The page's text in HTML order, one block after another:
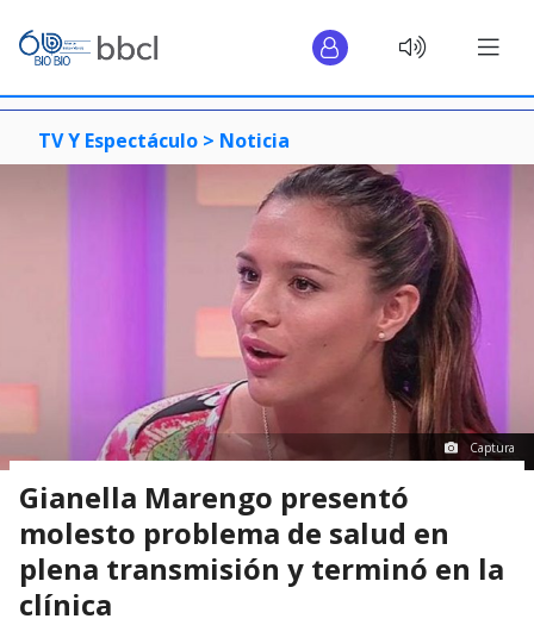
TV Y Espectáculo > Noticia
Captura
Gianella Marengo presentó
molesto problema de salud en
plena transmisión y terminó en la
clínica